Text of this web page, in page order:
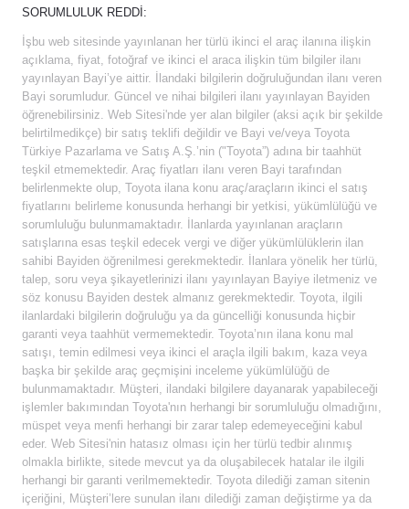
SORUMLULUK REDDI:
İşbu web sitesinde yayınlanan her türlü ikinci el araç ilanına ilişkin
açıklama, fiyat, fotoğraf ve ikinci el araca ilişkin tüm bilgiler ilanı
yayınlayan Bayi’ye aittir. İlandaki bilgilerin doğruluğundan ilanı veren
Bayi sorumludur. Güncel ve nihai bilgileri ilanı yayınlayan Bayiden
öğrenebilirsiniz. Web Sitesi'nde yer alan bilgiler (aksi açık bir şekilde
belirtilmedikçe) bir satış teklifi değildir ve Bayi ve/veya Toyota
Türkiye Pazarlama ve Satış A.Ş.’nin ("Toyota”) adına bir taahhüt
teşkil etmemektedir. Araç fiyatları ilanı veren Bayi tarafından
belirlenmekte olup, Toyota ilana konu araç/araçların ikinci el satış
fiyatlarını belirleme konusunda herhangi bir yetkisi, yükümlülüğü ve
sorumluluğu bulunmamaktadır. İlanlarda yayınlanan araçların
satışlarına esas teşkil edecek vergi ve diğer yükümlülüklerin ilan
sahibi Bayiden öğrenilmesi gerekmektedir. İlanlara yönelik her türlü,
talep, soru veya şikayetlerinizi ilanı yayınlayan Bayiye iletmeniz ve
söz konusu Bayiden destek almanız gerekmektedir. Toyota, ilgili
ilanlardaki bilgilerin doğruluğu ya da güncelliği konusunda hiçbir
garanti veya taahhüt vermemektedir. Toyota’nın ilana konu mal
satışı, temin edilmesi veya ikinci el araçla ilgili bakım, kaza veya
başka bir şekilde araç geçmişini inceleme yükümlülüğü de
bulunmamaktadır. Müşteri, ilandaki bilgilere dayanarak yapabileceği
işlemler bakımından Toyota'nın herhangi bir sorumluluğu olmadığını,
müspet veya menfi herhangi bir zarar talep edemeyeceğini kabul
eder. Web Sitesi'nin hatasız olması için her türlü tedbir alınmış
olmakla birlikte, sitede mevcut ya da oluşabilecek hatalar ile ilgili
herhangi bir garanti verilmemektedir. Toyota dilediği zaman sitenin
içeriğini, Müşteri’lere sunulan ilanı dilediği zaman değiştirme ya da